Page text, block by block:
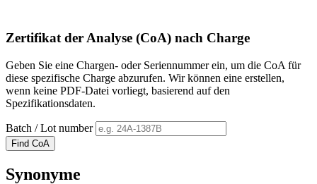
Zertifikat der Analyse (CoA) nach Charge
Geben Sie eine Chargen- oder Seriennummer ein, um die CoA für
diese spezifische Charge abzurufen. Wir können eine erstellen,
wenn keine PDF-Datei vorliegt, basierend auf den
Spezifikationsdaten.
Batch / Lot number
Find CoA
Synonyme